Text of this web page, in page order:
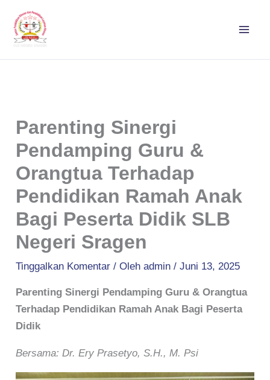
konten
Parenting Sinergi
Pendamping Guru &
Orangtua Terhadap
Pendidikan Ramah Anak
Bagi Peserta Didik SLB
Negeri Sragen
Tinggalkan Komentar / Olehadmin/Juni 13, 2025
Parenting Sinergi Pendamping Guru & Orangtua
Terhadap Pendidikan Ramah Anak Bagi Peserta
Didik
Bersama: Dr. Ery Prasetyo, S.H., M. Psi